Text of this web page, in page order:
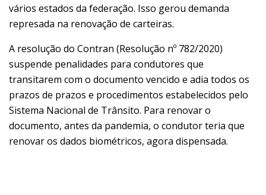
vários estados da federação. Isso gerou demanda
represada na renovação de carteiras.
A resolução do Contran (Resolução nº 782/2020)
suspende penalidades para condutores que
transitarem com o documento vencido e adia todos os
prazos de prazos e procedimentos estabelecidos pelo
Sistema Nacional de Trânsito. Para renovar o
documento, antes da pandemia, o condutor teria que
renovar os dados biométricos, agora dispensada.